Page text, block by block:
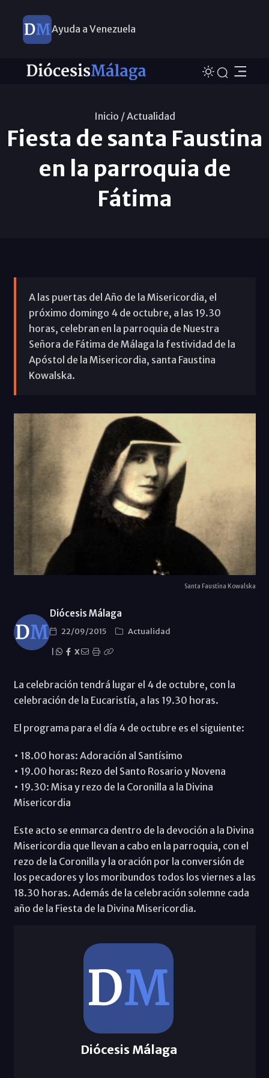
Ayuda a Venezuela
Inicio /Actualidad
Fiesta de santa Faustina
en la parroquia de
Fátima
A las puertas del Año de la Misericordia, el
próximo domingo 4 de octubre, a las 19.30
horas, celebran en la parroquia de Nuestra
Señora de Fátima de Málaga la festividad de la
Apóstol de la Misericordia, santa Faustina
Kowalska.
Santa Faustina Kowalska
Diócesis Málaga
22/09/2015
Actualidad
X
La celebración tendrá lugar el 4 de octubre, con la
celebración de la Eucaristía, a las 19.30 horas.
El programa para el día 4 de octubre es el siguiente:
• 18.00 horas: Adoración al Santísimo
• 19.00 horas: Rezo del Santo Rosario y Novena
• 19.30: Misa y rezo de la Coronilla a la Divina
Misericordia
Este acto se enmarca dentro de la devoción a la Divina
Misericordia que llevan a cabo en la parroquia, con el
rezo de la Coronilla y la oración por la conversión de
los pecadores y los moribundos todos los viernes a las
18.30 horas. Además de la celebración solemne cada
año de la Fiesta de la Divina Misericordia.
Diócesis Málaga